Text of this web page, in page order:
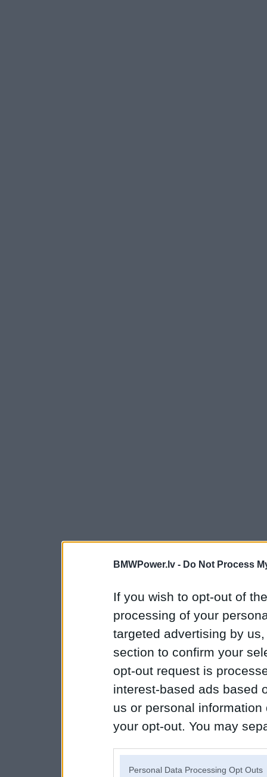
BMWPower.lv - Do Not Process
If you wish to opt-out of
processing of your
targeted advertising by
section to confirm your
opt-out request is
interest-based ads based
us or personal
your opt-out. You may
Personal Data Processing Opt Outs